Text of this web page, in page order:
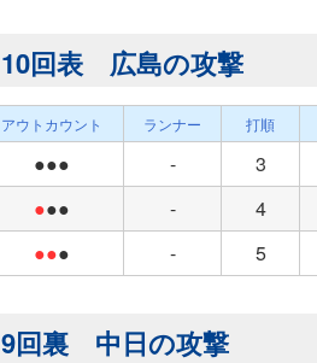
10回表 広島の攻撃
アウトカウント ランナー 打順
●●● - 3
●●● - 4
●●● - 5
9回裏 中日の攻撃